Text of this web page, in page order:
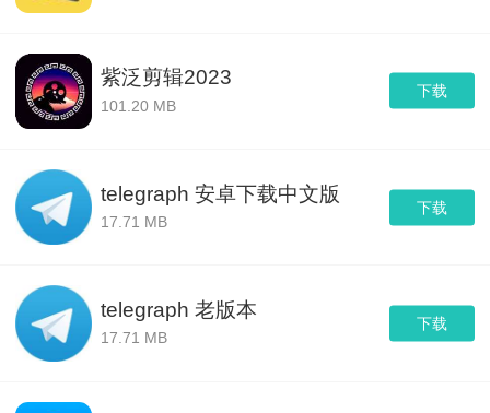
下载
紫泛剪辑2023
101.20 MB
下载
telegraph 安卓下载中文版
17.71 MB
下载
telegraph 老版本
17.71 MB